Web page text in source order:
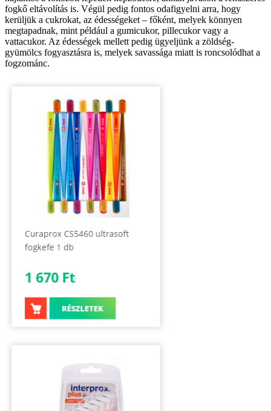
fogkő eltávolítás is. Végül pedig fontos odafigyelni arra, hogy
kerüljük a cukrokat, az édességeket – főként, melyek könnyen
megtapadnak, mint például a gumicukor, pillecukor vagy a
vattacukor. Az édességek mellett pedig ügyeljünk a zöldség-
gyümölcs fogyasztásra is, melyek savassága miatt is roncsolódhat a
fogzománc.